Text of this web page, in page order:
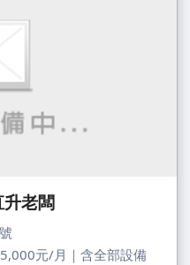
老闆
元/月｜含全部設備